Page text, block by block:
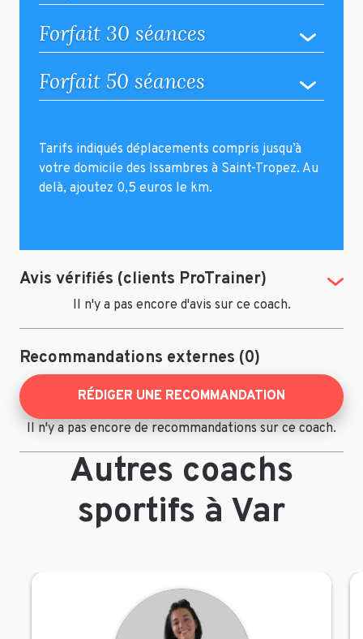
Forfait 30 séances
Forfait 50 séances
Tarifs indiqués déplacements compris jusqu’à
votre domicile des Issambres à Saint-Tropez. Au
delà, ajoutez 0,5 euros le km.
Avis vérifiés (clients ProTrainer)
Il n'y a pas encore d'avis sur ce coach.
Recommandations externes (0)
RÉDIGER UNE RECOMMANDATION
Il n'y a pas encore de recommandations sur ce coach.
Autres coachs
sportifs à Var